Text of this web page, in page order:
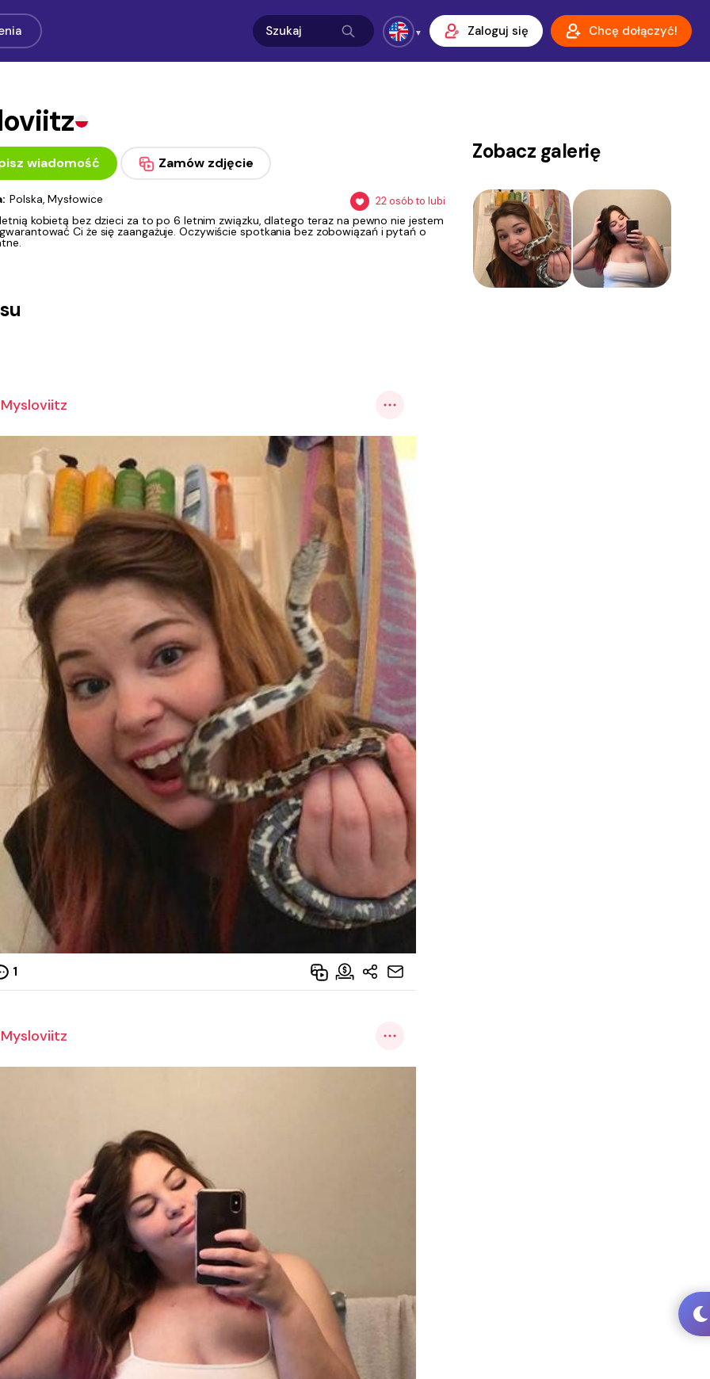
Zaloguj się Chcę dołączyć!
wiadomość Zamów zdjęcie
Polska, Mysłowice 22osób to lubi
kobietą bez dzieci za to po 6 letnim związku, dlatego teraz na pewno nie jestem
Ci że się zaangażuje. Oczywiście spotkania bez zobowiązań i pytań o
Mysloviitz
1
Mysloviitz
Zobacz galerię